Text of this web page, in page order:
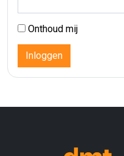
Onthoud mij